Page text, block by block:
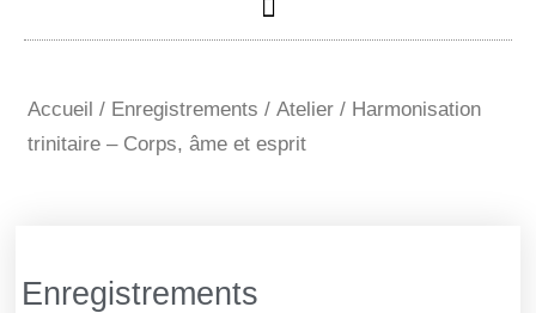
Accueil / Enregistrements /Atelier / Harmonisation
trinitaire – Corps, âme et esprit
Enregistrements